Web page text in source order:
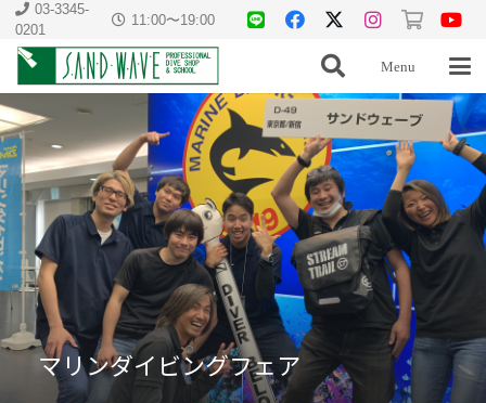
03-3345-
0201
11:00〜19:00
Menu
マリンダイビングフェア